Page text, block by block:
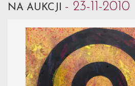
NA AUKCJI - 23-11-2010